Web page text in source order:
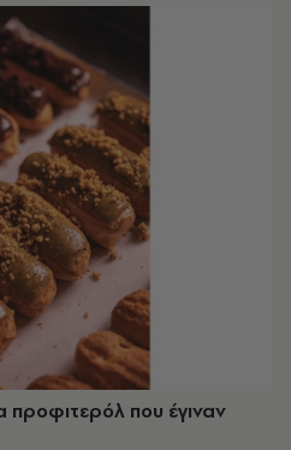
προφιτερόλ που έγιναν